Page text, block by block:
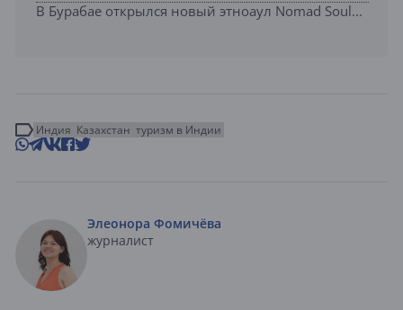
В Бурабае открылся новый этноаул Nomad Soul...
Индия Казахстан туризм в Индии
Элеонора Фомичёва
журналист